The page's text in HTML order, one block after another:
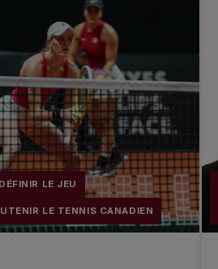
LE JEU
LE TENNIS CANADIEN